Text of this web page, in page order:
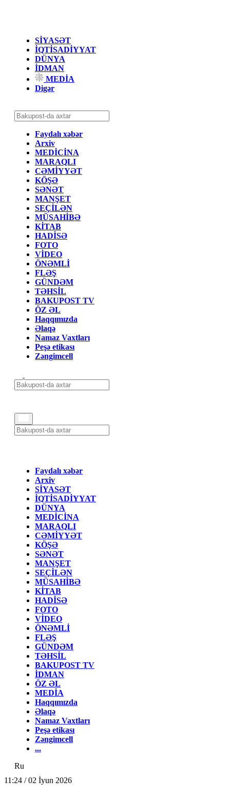
SİYASƏT
İQTİSADİYYAT
DÜNYA
İDMAN
MEDİA
Digər
Faydalı xəbər
Arxiv
MEDİCİNA
MARAQLI
CƏMİYYƏT
KÖŞƏ
SƏNƏT
MANŞET
SEÇİLƏN
MÜSAHİBƏ
KİTAB
HADİSƏ
FOTO
VİDEO
ÖNƏMLİ
FLƏŞ
GÜNDƏM
TƏHSİL
BAKUPOST TV
ÖZ ƏL
Haqqımızda
Əlaqə
Namaz Vaxtları
Peşə etikası
Zəngimcell
Faydalı xəbər
Arxiv
SİYASƏT
İQTİSADİYYAT
DÜNYA
MEDİCİNA
MARAQLI
CƏMİYYƏT
KÖŞƏ
SƏNƏT
MANŞET
SEÇİLƏN
MÜSAHİBƏ
KİTAB
HADİSƏ
FOTO
VİDEO
ÖNƏMLİ
FLƏŞ
GÜNDƏM
TƏHSİL
BAKUPOST TV
İDMAN
ÖZ ƏL
MEDİA
Haqqımızda
Əlaqə
Namaz Vaxtları
Peşə etikası
Zəngimcell
...
Ru
11:24 / 02 İyun 2026